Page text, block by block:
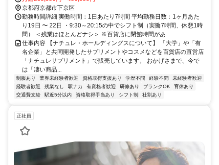
京都府京都市下京区
勤務時間詳細 実働時間：1日あたり7時間 平均勤務日数：1ヶ月あた
り19日 〜 22日 ・9:30～20:15の中でシフト制（実働7時間、休憩1時
間） ＜残業はほとんどナシ＞ ※百貨店に閉館時間があ...
仕事内容 【ナチュレ・ホールディングスについて】 「大学」や「有
名企業」と共同開発したサプリメントやコスメなどを百貨店の直営店
「ナチュレサプリメント」で販売しています。 おかげさまで、今で
は「凄い商品...
制服あり 業界未経験者歓迎 資格取得支援あり 学歴不問 経験不問
未経験者歓迎
経験者歓迎
残業なし 駅ナカ 有資格者歓迎 研修あり ブランクOK
育休あり
交通費支給
駅近5分以内 資格取得手当あり シフト制 社割あり
正社員